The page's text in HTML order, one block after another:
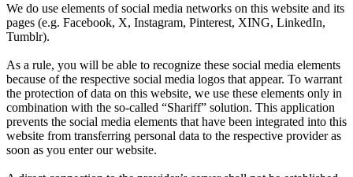
We do use elements of social media networks on this website and its
pages (e.g. Facebook, X, Instagram, Pinterest, XING, LinkedIn,
Tumblr).
As a rule, you will be able to recognize these social media elements
because of the respective social media logos that appear. To warrant
the protection of data on this website, we use these elements only in
combination with the so-called “Shariff” solution. This application
prevents the social media elements that have been integrated into this
website from transferring personal data to the respective provider as
soon as you enter our website.